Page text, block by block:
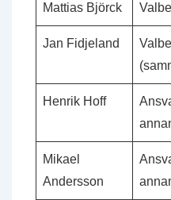
Mattias Björck
Jan Fidjeland
Henrik Hoff
Mikael
Andersson